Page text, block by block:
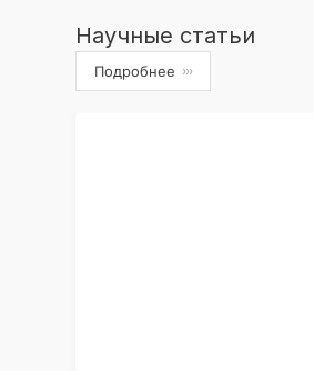
Научные статьи
Подробнее ›››